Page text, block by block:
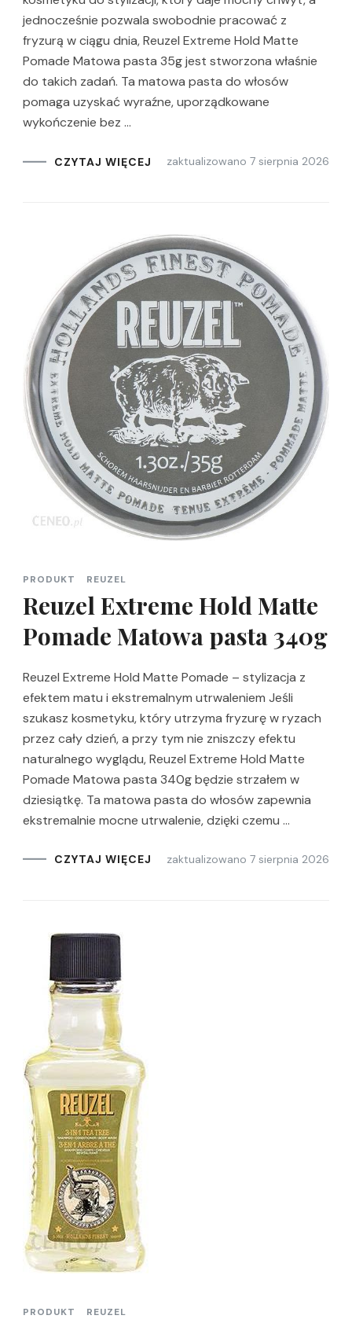
jednocześnie pozwala swobodnie pracować z
fryzurą w ciągu dnia, Reuzel Extreme Hold Matte
Pomade Matowa pasta 35g jest stworzona właśnie
do takich zadań. Ta matowa pasta do włosów
pomaga uzyskać wyraźne, uporządkowane
wykończenie bez …
CZYTAJ WIĘCEJ zaktualizowano 7 sierpnia 2026
PRODUKT REUZEL
Reuzel Extreme Hold Matte
Pomade Matowa pasta 340g
Reuzel Extreme Hold Matte Pomade – stylizacja z
efektem matu i ekstremalnym utrwaleniem Jeśli
szukasz kosmetyku, który utrzyma fryzurę w ryzach
przez cały dzień, a przy tym nie zniszczy efektu
naturalnego wyglądu, Reuzel Extreme Hold Matte
Pomade Matowa pasta 340g będzie strzałem w
dziesiątkę. Ta matowa pasta do włosów zapewnia
ekstremalnie mocne utrwalenie, dzięki czemu …
CZYTAJ WIĘCEJ zaktualizowano 7 sierpnia 2026
PRODUKT REUZEL